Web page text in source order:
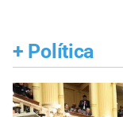
+ Política